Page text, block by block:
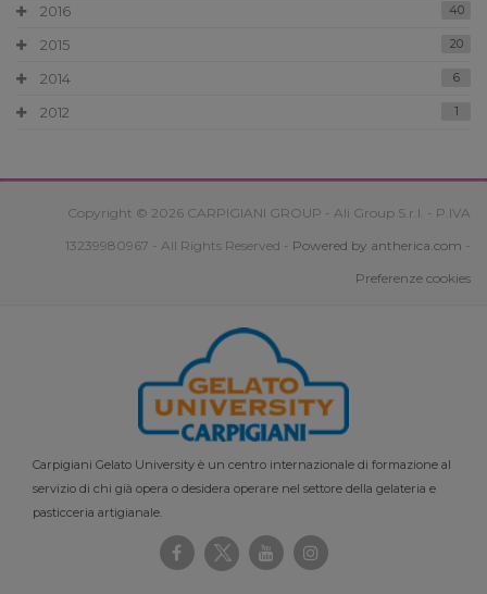
2016 40
2015 20
2014 6
2012 1
Copyright © 2026 CARPIGIANI GROUP - Ali Group S.r.l. - P.IVA
13239980967 - All Rights Reserved - Powered by antherica.com -
Preferenze cookies
Carpigiani Gelato University è un centro internazionale di formazione al
servizio di chi già opera o desidera operare nel settore della gelateria e
pasticceria artigianale.